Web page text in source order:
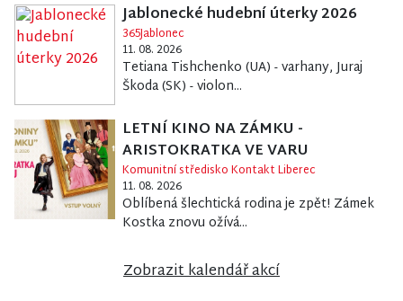
Jablonecké hudební úterky 2026
365Jablonec
11. 08. 2026
Tetiana Tishchenko (UA) - varhany, Juraj
Škoda (SK) - violon...
LETNÍ KINO NA ZÁMKU -
ARISTOKRATKA VE VARU
Komunitní středisko Kontakt Liberec
11. 08. 2026
Oblíbená šlechtická rodina je zpět! Zámek
Kostka znovu ožívá...
Zobrazit kalendář akcí